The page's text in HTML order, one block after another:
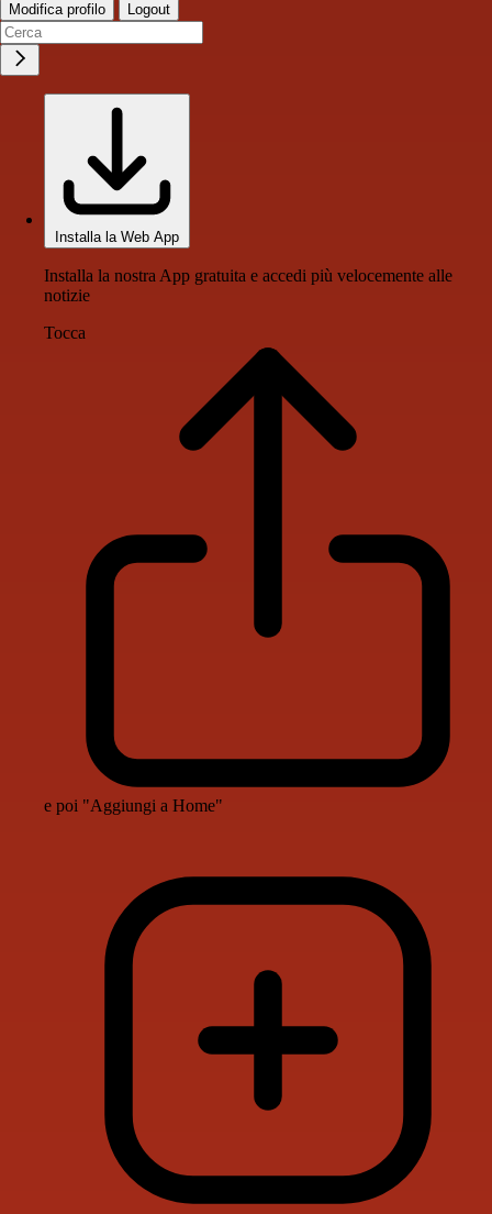
Modifica profilo Logout
Installa la Web App
Installa la nostra App gratuita e accedi più velocemente alle
notizie
Tocca
e poi "Aggiungi a Home"